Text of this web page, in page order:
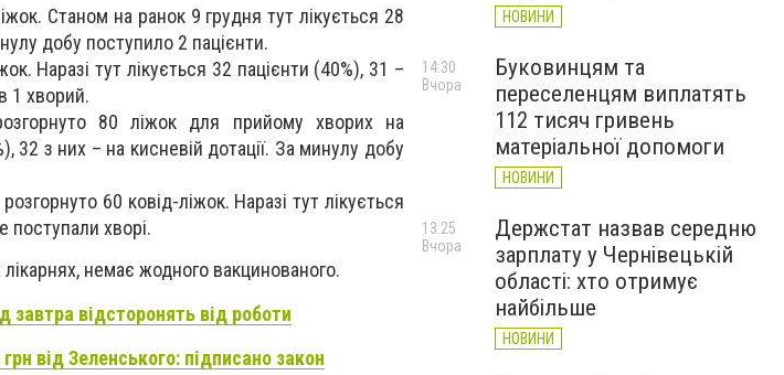
Станом на ранок 9 грудня тут лікується 28
добу поступило 2 пацієнти.
Наразі тут лікується 32 пацієнти (40%), 31 –
1 хворий.
розгорнуто 80 ліжок для прийому хворих на
32 з них – на кисневій дотації. За минулу добу
розгорнуто 60 ковід-ліжок. Наразі тут лікується
поступали хворі.
лікарнях, немає жодного вакцинованого.
завтра відсторонять від роботи
від Зеленського: підписано закон
НОВИНИ
Буковинцям та
переселенцям виплатять
112 тисяч гривень
матеріальної допомоги
НОВИНИ
14:30
Вчора
Держстат назвав середню
зарплату у Чернівецькій
області: хто отримує
найбільше
НОВИНИ
13:25
Вчора